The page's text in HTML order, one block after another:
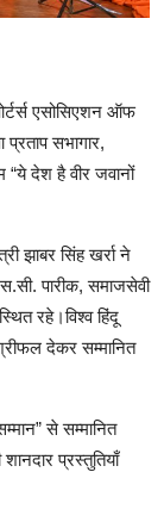
एसोसिएशन ऑफ
सभागार,
“ये देश है वीर जवानों
झाबर सिंह खर्रा ने
पारीक, समाजसेवी
रहे।विश्व हिंदू
देकर सम्मानित
से सम्मानित
प्रस्तुतियाँ